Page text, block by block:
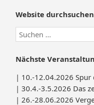
Website durchsuchen
Nächste
| 10.-12.04.2026 Spur
| 30.4.-3.5.2026 Das
| 26.-28.06.2026